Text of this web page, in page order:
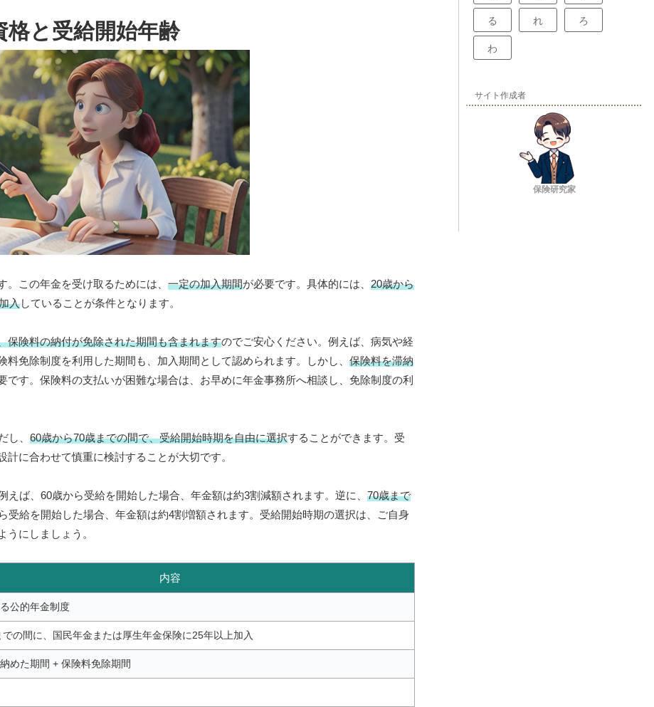
格と受給開始年齢
この年金を受け取るためには、 一定の加入期間が必要です。具体的には、 20歳から
入していることが条件となります。
保険料の納付が免除された期間も含まれますのでご安心ください。例えば、病気や経
免除制度を利用した期間も、加入期間として認められます。しかし、 保険料を滞納
です。保険料の支払いが困難な場合は、お早めに年金事務所へ相談し、免除制度の利
し、 60歳から70歳までの間で、受給開始時期を自由に選択することができます。受
に合わせて慎重に検討することが大切です。
えば、60歳から受給を開始した場合、年金額は約3割減額されます。逆に、 70歳まで
受給を開始した場合、年金額は約4割増額されます。受給開始時期の選択は、ご自身
にしましょう。
内容
公的年金制度
の間に、国民年金または厚生年金保険に25年以上加入
めた期間 + 保険料免除期間
る れ ろ
わ
サイト作成者
保険研究家